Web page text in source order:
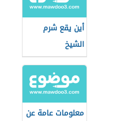
أين يقع شرم
الشيخ
معلومات عامة عن